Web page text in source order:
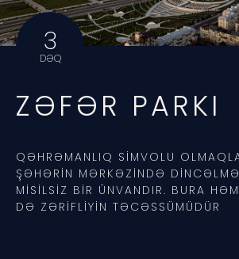
3
DƏQ
ZƏFƏR PARKI
QƏHRƏMANLIQ SIMVOLU
ŞƏHƏRIN MƏRKƏZINDƏ
MISILSIZ BIR ÜNVANDIR. BURA
DƏ ZƏRIFLIYIN TƏCƏSSÜMÜDÜR